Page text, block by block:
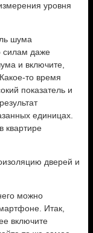
уровня
шума
силам даже
и включите,
то время
показатель и
единицах.
квартире
дверей и
можно
Итак,
включите